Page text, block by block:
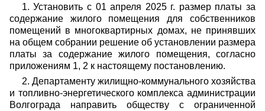
1. Установить с 01 апреля 2025 г. размер платы за
содержание жилого помещения для собственников
помещений в многоквартирных домах, не принявших
на общем собрании решение об установлении размера
платы за содержание жилого помещения, согласно
приложениям 1, 2 к настоящему постановлению.
2. Департаменту жилищно-коммунального хозяйства
и топливно-энергетического комплекса администрации
Волгограда направить обществу с ограниченной